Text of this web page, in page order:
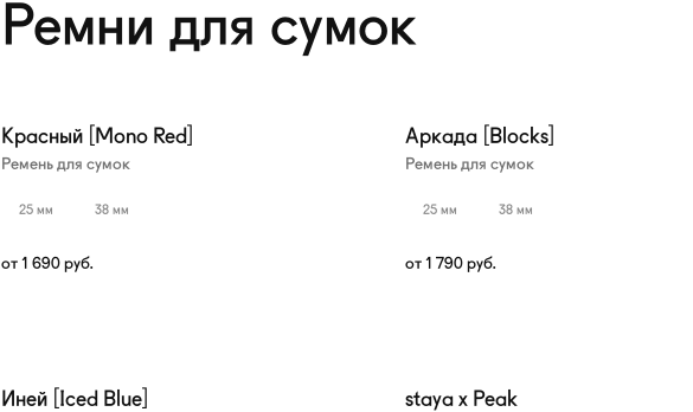
Ремни для сумок
Красный [Mono Red]
Ремень для сумок
25 мм 38 мм
от 1 690 руб.
Аркада [Blocks]
Ремень для сумок
25 мм 38 мм
от1 790руб.
Иней [Iced Blue] staya x Peak